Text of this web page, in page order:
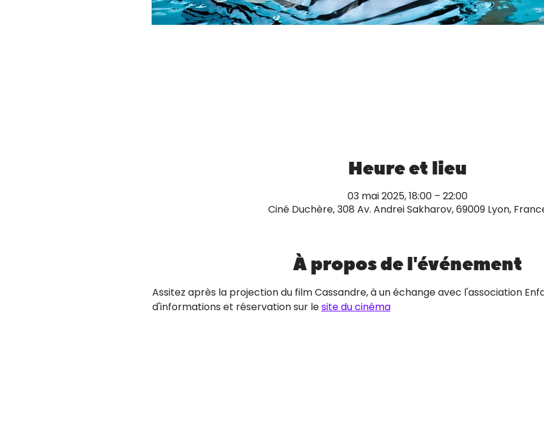
Heure et lieu
03 mai 2025, 18:00 – 22:00
Ciné Duchère, 308 Av. Andrei Sakharov, 69009 Lyon,
À propos de l'événement
Assitez après la projection du film Cassandre, à un échange avec l'association
d'informations et réservation sur le site du cinéma